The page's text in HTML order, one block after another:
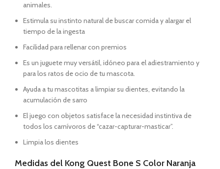
animales.
Estimula su instinto natural de buscar comida y alargar el
tiempo de la ingesta
Facilidad para rellenar con premios
Es un juguete muy versátil, idóneo para el adiestramiento y
para los ratos de ocio de tu mascota.
Ayuda a tu mascotitas a limpiar su dientes, evitando la
acumulación de sarro
El juego con objetos satisface la necesidad instintiva de
todos los carnívoros de “cazar-capturar-masticar”.
Limpia los dientes
Medidas del Kong Quest Bone S Color Naranja